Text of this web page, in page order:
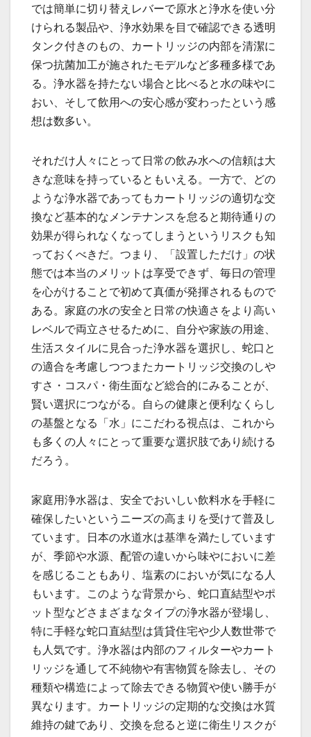
では簡単に切り替えレバーで原水と浄水を使い分
けられる製品や、浄水効果を目で確認できる透明
タンク付きのもの、カートリッジの内部を清潔に
保つ抗菌加工が施されたモデルなど多種多様であ
る。浄水器を持たない場合と比べると水の味やに
おい、そして飲用への安心感が変わったという感
想は数多い。
それだけ人々にとって日常の飲み水への信頼は大
きな意味を持っているともいえる。一方で、どの
ような浄水器であってもカートリッジの適切な交
換など基本的なメンテナンスを怠ると期待通りの
効果が得られなくなってしまうというリスクも知
っておくべきだ。つまり、「設置しただけ」の状
態では本当のメリットは享受できず、毎日の管理
を心がけることで初めて真価が発揮されるもので
ある。家庭の水の安全と日常の快適さをより高い
レベルで両立させるために、自分や家族の用途、
生活スタイルに見合った浄水器を選択し、蛇口と
の適合を考慮しつつまたカートリッジ交換のしや
すさ・コスパ・衛生面など総合的にみることが、
賢い選択につながる。自らの健康と便利なくらし
の基盤となる「水」にこだわる視点は、これから
も多くの人々にとって重要な選択肢であり続ける
だろう。
家庭用浄水器は、安全でおいしい飲料水を手軽に
確保したいというニーズの高まりを受けて普及し
ています。日本の水道水は基準を満たしています
が、季節や水源、配管の違いから味やにおいに差
を感じることもあり、塩素のにおいが気になる人
もいます。このような背景から、蛇口直結型やポ
ット型などさまざまなタイプの浄水器が登場し、
特に手軽な蛇口直結型は賃貸住宅や少人数世帯で
も人気です。浄水器は内部のフィルターやカート
リッジを通して不純物や有害物質を除去し、その
種類や構造によって除去できる物質や使い勝手が
異なります。カートリッジの定期的な交換は水質
維持の鍵であり、交換を怠ると逆に衛生リスクが